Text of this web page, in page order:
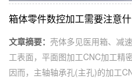
箱体零件数控加工需要注意什
文章摘要： 壳体多见医用箱、减
工表面，平面图加工CNC加工精
因而，主轴轴承孔(主孔)的加工